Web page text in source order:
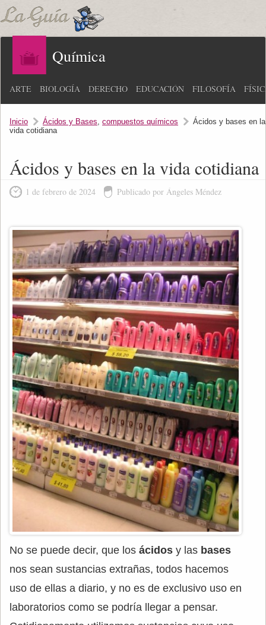
Química
ARTE BIOLOGÍA DERECHO EDUCACIÓN FILOSOFÍA
Inicio Ácidos y Bases, compuestos químicos
Ácidos y bases en la
vida cotidiana
Ácidos y bases en la vida cotidiana
1 de febrero de 2024 Publicado por Ángeles Méndez
No se puede decir, que los ácidos y las bases
nos sean sustancias extrañas, todos hacemos
uso de ellas a diario, y no es de exclusivo uso en
laboratorios como se podría llegar a pensar.